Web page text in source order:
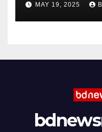
MAY 19, 2025